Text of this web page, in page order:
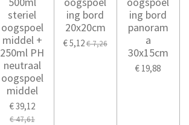
steriel
oogspoel
middel +
250ml PH
neutraal
oogspoel
middel
€ 39,12
€ 47,61
ing bord
20x20cm
€ 5,12€ 7,26
ing bord
panoram
a
30x15cm
€ 19,88